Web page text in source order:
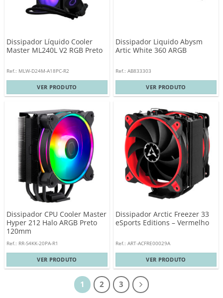
Dissipador Líquido Cooler
Master ML240L V2 RGB Preto
Ref.: MLW-D24M-A18PC-R2
VER PRODUTO
Dissipador Liquido Abysm
Artic White 360 ARGB
Ref.: AB833303
VER PRODUTO
Dissipador CPU Cooler Master
Hyper 212 Halo ARGB Preto
120mm
Ref.: RR-S4KK-20PA-R1
VER PRODUTO
Dissipador Arctic Freezer 33
eSports Editions – Vermelho
Ref.: ART-ACFRE00029A
VER PRODUTO
1 2 3